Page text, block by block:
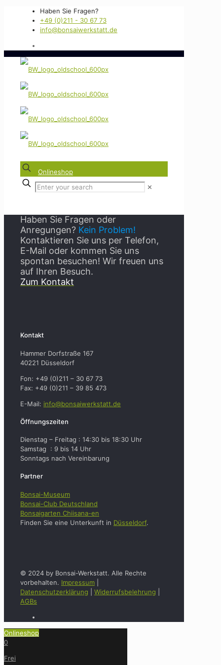
Haben Sie Fragen?
+49 (0)211 - 30 67 73
info@bonsaiwerkstatt.de
Onlineshop
✕
Haben Sie Fragen oder
Anregungen? Kein Problem!
Kontaktieren Sie uns per Telefon,
E-Mail oder kommen Sie uns
spontan besuchen! Wir freuen uns
auf Ihren Besuch.
Zum Kontakt
Kontakt
Hammer Dorfstraße 167
40221 Düsseldorf
Fon: +49 (0)211 – 30 67 73
Fax: +49 (0)211 – 39 85 473
E-Mail: info@bonsaiwerkstatt.de
Öffnungszeiten
Dienstag – Freitag : 14:30 bis 18:30 Uhr
Samstag : 9 bis 14 Uhr
Sonntags nach Vereinbarung
Partner
Bonsai-Museum
Bonsai-Club Deutschland
Bonsaigarten Chiisana-en
Finden Sie eine Unterkunft in Düsseldorf.
© 2024 by Bonsai-Werkstatt. Alle Rechte
vorbehalten. Impressum
Datenschutzerklärung
Widerrufsbelehrung
AGBs
Onlineshop
0
Frei